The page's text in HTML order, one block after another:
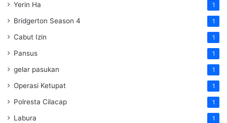
Yerin Ha 1
Bridgerton Season 4 1
Cabut Izin 1
Pansus 1
gelar pasukan 1
Operasi Ketupat 1
Polresta Cilacap 1
Labura 1